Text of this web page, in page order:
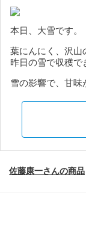
本日、大雪です。
葉にんにく、沢山
昨日の雪で収穫で
雪の影響で、甘味
佐藤康一さんの商品